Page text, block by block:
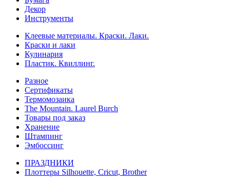
Декор
Инструменты
Клеевые материалы. Краски. Лаки.
Краски и лаки
Кулинария
Пластик. Квиллинг.
Разное
Сертификаты
Термомозаика
The Mountain. Laurel Burch
Товары под заказ
Хранение
Штампинг
Эмбоссинг
ПРАЗДНИКИ
Плоттеры Silhouette, Cricut, Brother